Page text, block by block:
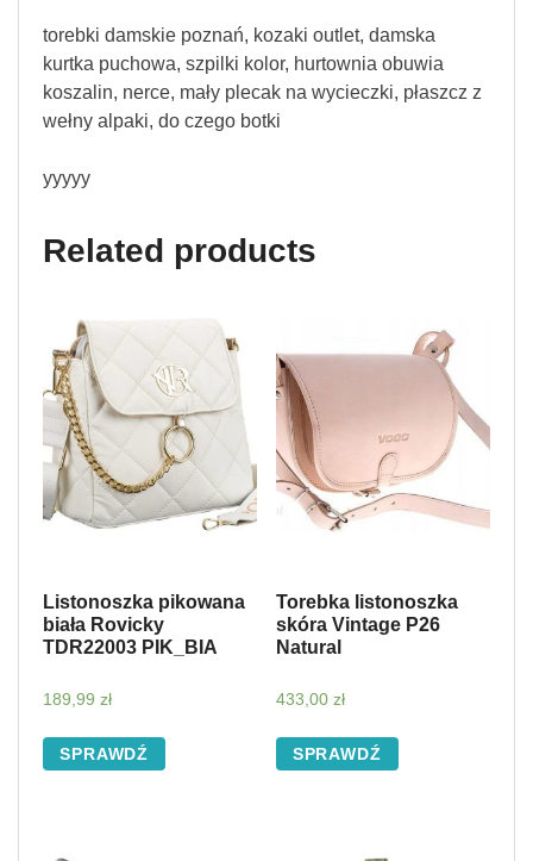
torebki damskie poznań, kozaki outlet, damska
kurtka puchowa, szpilki kolor, hurtownia obuwia
koszalin, nerce, mały plecak na wycieczki, płaszcz z
wełny alpaki, do czego botki
yyyyy
Related products
Listonoszka pikowana
biała Rovicky
TDR22003 PIK_BIA
189,99 zł
SPRAWDŹ
Torebka listonoszka
skóra Vintage P26
Natural
433,00 zł
SPRAWDŹ